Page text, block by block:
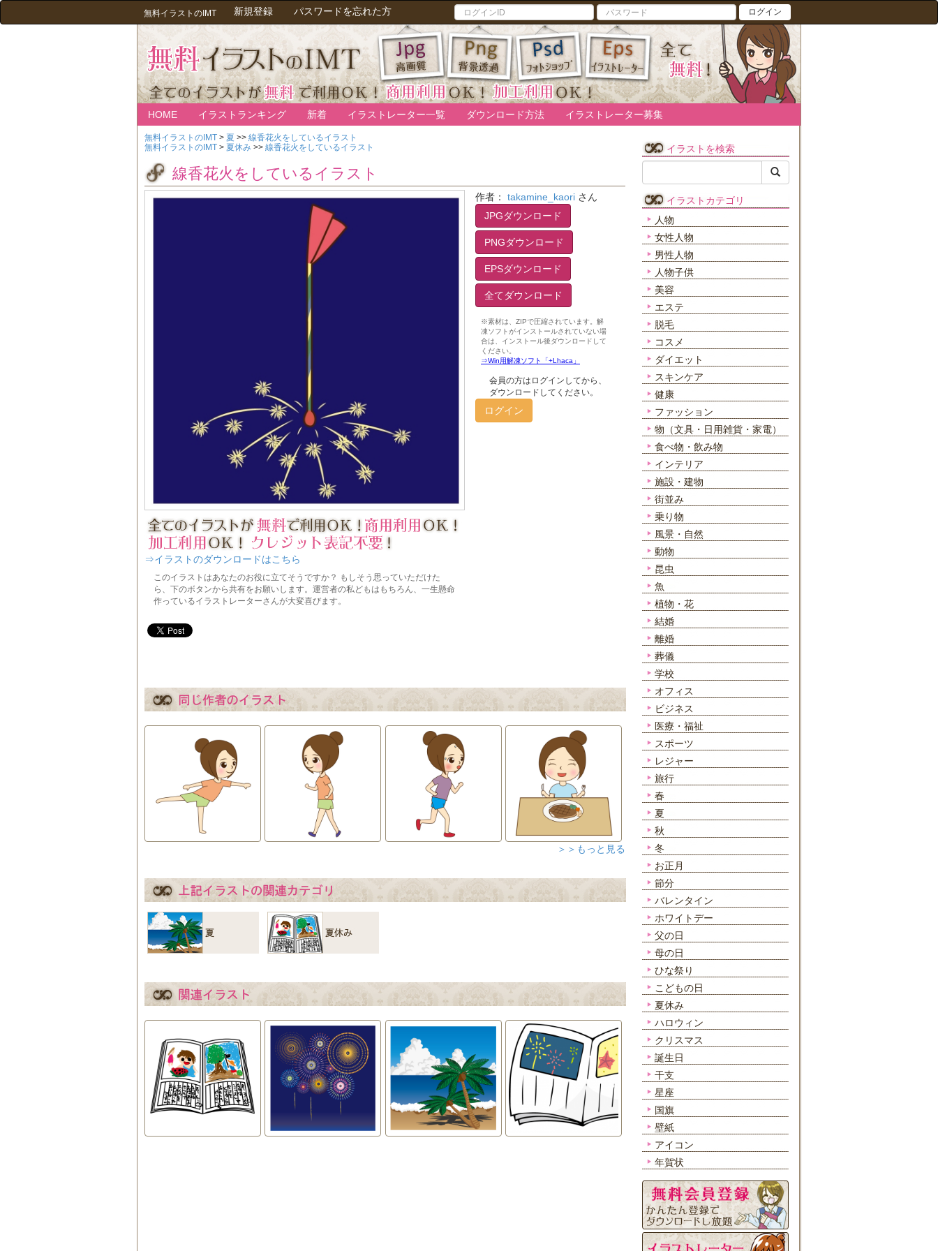
無料イラストのIMT 新規登録 パスワードを忘れた方 ログイン
HOME イラストランキング 新着 イラストレーター一覧 ダウンロード方法 イラストレーター募集
無料イラストのIMT > 夏 >> 線香花火をしているイラスト
無料イラストのIMT > 夏休み >> 線香花火をしているイラスト
線香花火をしているイラスト
⇒イラストのダウンロードはこちら
作者：takamine_kaori さん
JPGダウンロード
PNGダウンロード
EPSダウンロード
全てダウンロード
会員の方はログインしてから、
ダウンロードしてください。
ログイン
＞＞もっと見る
イラストを検索
イラストカテゴリ
人物
女性人物
男性人物
人物子供
美容
エステ
脱毛
コスメ
ダイエット
スキンケア
健康
ファッション
物（文具・日用雑貨・家電）
食べ物・飲み物
インテリア
施設・建物
街並み
乗り物
風景・自然
動物
昆虫
魚
植物・花
結婚
離婚
葬儀
学校
オフィス
ビジネス
医療・福祉
スポーツ
レジャー
旅行
春
夏
秋
冬
お正月
節分
バレンタイン
ホワイトデー
父の日
母の日
ひな祭り
こどもの日
夏休み
ハロウィン
クリスマス
誕生日
干支
星座
国旗
壁紙
アイコン
年賀状